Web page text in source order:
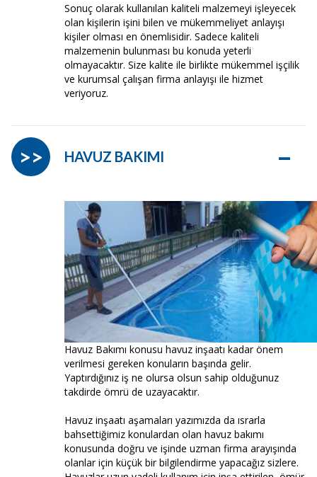
Sonuç olarak kullanılan kaliteli malzemeyi işleyecek
olan kişilerin işini bilen ve mükemmeliyet anlayışı
kişiler olması en önemlisidir. Sadece kaliteli
malzemenin bulunması bu konuda yeterli
olmayacaktır. Size kalite ile birlikte mükemmel işçilik
ve kurumsal çalışan firma anlayışı ile hizmet
veriyoruz.
HAVUZ BAKIMI –
>>
Havuz Bakımı konusu havuz inşaatı kadar önem
verilmesi gereken konuların başında gelir.
Yaptırdığınız iş ne olursa olsun sahip olduğunuz
takdirde ömrü de uzayacaktır.
Havuz inşaatı aşamaları yazımızda da ısrarla
bahsettiğimiz konulardan olan havuz bakımı
konusunda doğru ve işinde uzman firma arayışında
olanlar için küçük bir bilgilendirme yapacağız sizlere.